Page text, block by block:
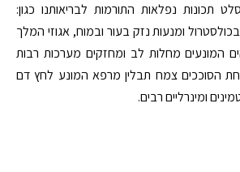
תכונות נפלאות התורמות לבריאותנו כגון:
בכולסטרול ומנעות נזק בעור ובמוח, אגוזי המלך
המונעים מחלות לב ומחזקים מערכות רבות
הסוככים צמח תבלין מרפא המונע לחץ דם
ומינרליים רבים.